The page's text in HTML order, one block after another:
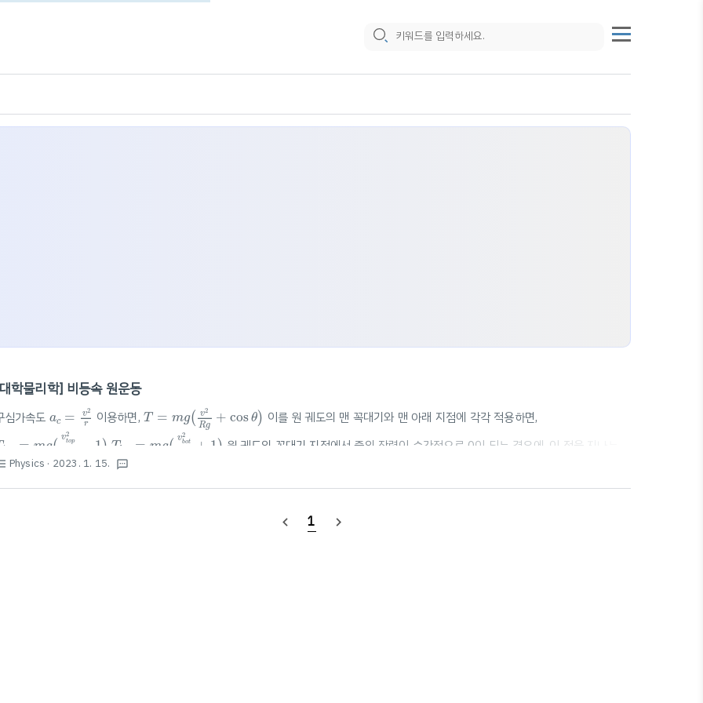
학물리학] 비등속 원운동
심가속도 ac = v2
r
2r
이용하면, T = mg( v2
Rg + cos θ)
T= 2 Rg )
이를 원 궤도의 맨 꼭대기와 맨 아래 지점에 각각 적용하면,
= mg(
v2
top 1 )
vto 2
T = mg( v2
bot + 1 )
vb ot2R
원 궤도의 꼭대기 지점에서 줄의 장력이 순간적으로 0이 되는 경우에, 이 점을 지나는
의 속력v = √ gR
v top= gR 맨 꼭대기에서의 속력이
조건은 다음과 같다. 원운동 조건:vbot ≥ √5gR진자운동 조건: $..
Physics · 2023. 1. 15. textsms
navigate_before 1 navigate_next